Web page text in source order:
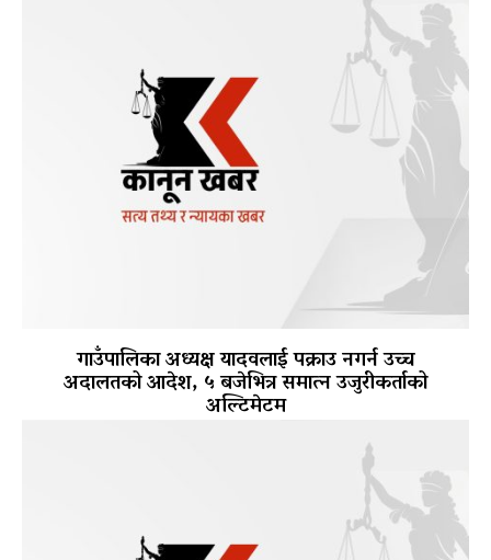
गाउँपालिका अध्यक्ष यादवलाई पक्राउ नगर्न उच्च
अदालतको आदेश, ५ बजेभित्र समात्न उजुरीकर्ताको
अल्टिमेटम